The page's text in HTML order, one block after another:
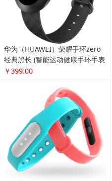
华为（HUAWEI）荣耀手环zero
经典黑长 (智能运动健康手环手表
触控屏幕8级防水 信息查看)
￥399.00